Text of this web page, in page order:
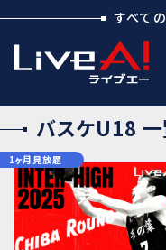
すべて
バスケU18
1ヶ月見放題